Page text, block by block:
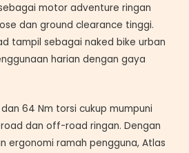
motor adventure ringan
dan ground clearance tinggi.
tampil sebagai naked bike urban
harian dengan gaya
64 Nm torsi cukup mumpuni
dan off-road ringan. Dengan
ergonomi ramah pengguna, Atlas